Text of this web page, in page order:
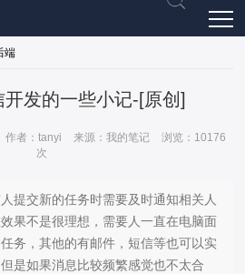
端
发的一些小记-[原创]
作者：tanyi 来源：我的笔记
浏览：10176
次
提交新的任务时需要及时通知相关人
果不是很理想，需要人一直在电脑面
务，其他的有邮件，短信等也可以实
是如果消息比较频繁感觉也不太合